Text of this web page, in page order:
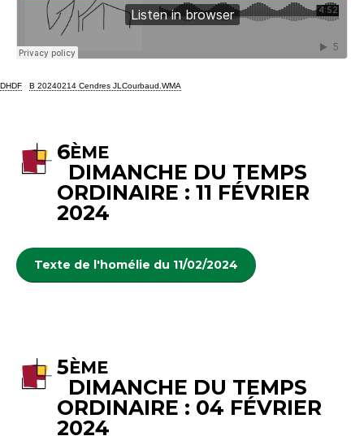
DHDF · B 20240214 Cendres JLCourbaud.WMA
6ÈME
DIMANCHE DU TEMPS
ORDINAIRE : 11 FÉVRIER
2024
Texte de l'homélie du 11/02/2024
5ÈME
DIMANCHE DU TEMPS
ORDINAIRE : 04 FÉVRIER
2024